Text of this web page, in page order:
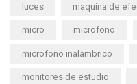
luces maquina de
micro microfono
microfono inalambrico
monitores de estudio